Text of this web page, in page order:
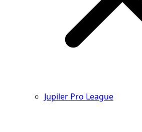
Jupiler Pro League